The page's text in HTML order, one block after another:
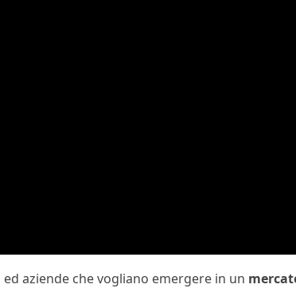
aziende che vogliano emergere in un